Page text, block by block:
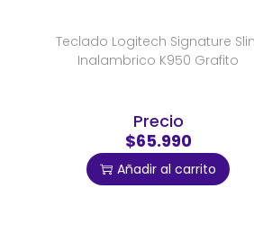
Teclado Logitech Signature
Inalambrico K950 Grafito
Precio
$65.990
Añadir al carrito